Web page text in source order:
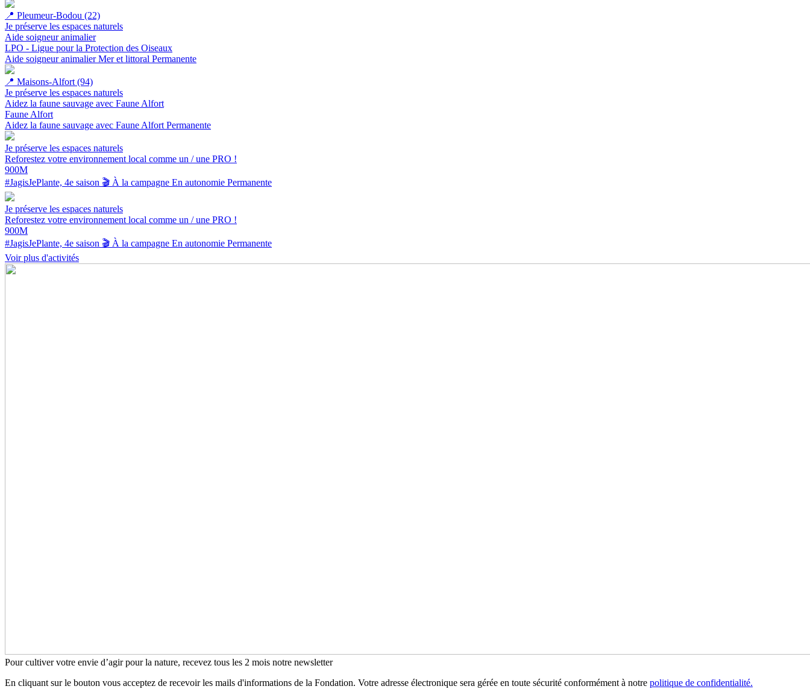
📍 Pleumeur-Bodou (22)
Je préserve les espaces naturels
Aide soigneur animalier
LPO - Ligue pour la Protection des Oiseaux
Aide soigneur animalierMer et littoral Permanente
📍 Maisons-Alfort (94)
Je préserve les espaces naturels
Aidez la faune sauvage avec Faune Alfort
Faune Alfort
Aidez la faune sauvage avec Faune Alfort Permanente
Je préserve les espaces naturels
Reforestez votre environnement local comme un / une PRO !
900M
#JagisJePlante, 4e saison 🎬 À la campagne En autonomie Permanente
Je préserve les espaces naturels
Reforestez votre environnement local comme un / une PRO !
900M
#JagisJePlante, 4e saison 🎬 À la campagne En autonomie Permanente
Voir plus d'activités
Pour cultiver votre envie d’agir pour la nature, recevez tous les 2 mois notre newsletter
En cliquant sur le bouton vous acceptez de recevoir les mails d'informations de la Fondation. Votre adresse électronique sera gérée en toute sécurité conformément à notre politique de confidentialité.